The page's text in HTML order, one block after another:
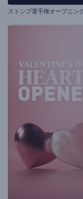
ストンプ選手権オープニン